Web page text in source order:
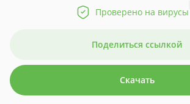
Проверено на вирусы
Поделиться ссылкой
Скачать